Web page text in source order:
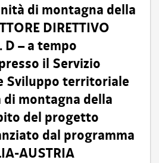
di montagna della
DIRETTIVO
D – a tempo
il Servizio
Sviluppo territoriale
montagna della
del progetto
dal programma
AUSTRIA